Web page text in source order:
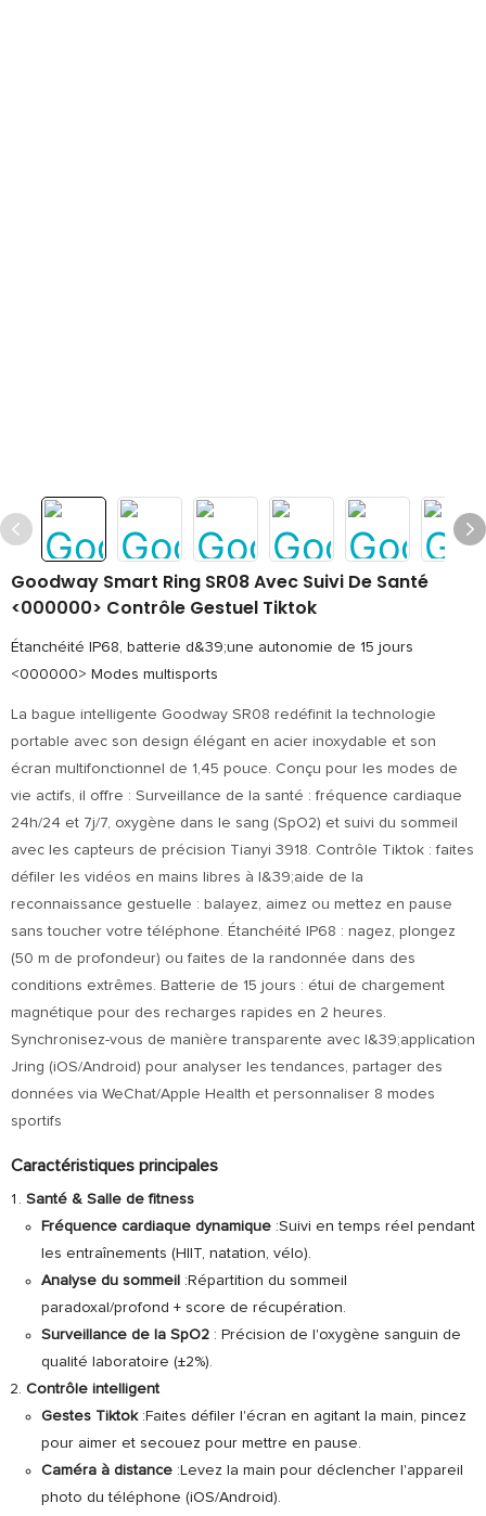
Goodway Smart Ring SR08 Avec Suivi De Santé
<000000> Contrôle Gestuel Tiktok
Étanchéité IP68, batterie d&39;une autonomie de 15 jours
<000000> Modes multisports
La bague intelligente Goodway SR08 redéfinit la technologie
portable avec son design élégant en acier inoxydable et son
écran multifonctionnel de 1,45 pouce. Conçu pour les modes de
vie actifs, il offre : Surveillance de la santé : fréquence cardiaque
24h/24 et 7j/7, oxygène dans le sang (SpO2) et suivi du sommeil
avec les capteurs de précision Tianyi 3918. Contrôle Tiktok : faites
défiler les vidéos en mains libres à l&39;aide de la
reconnaissance gestuelle : balayez, aimez ou mettez en pause
sans toucher votre téléphone. Étanchéité IP68 : nagez, plongez
(50 m de profondeur) ou faites de la randonnée dans des
conditions extrêmes. Batterie de 15 jours : étui de chargement
magnétique pour des recharges rapides en 2 heures.
Synchronisez-vous de manière transparente avec l&39;application
Jring (iOS/Android) pour analyser les tendances, partager des
données via WeChat/Apple Health et personnaliser 8 modes
sportifs
Caractéristiques principales
Santé & Salle de fitness
Fréquence cardiaque dynamique :Suivi en temps réel pendant
les entraînements (HIIT, natation, vélo).
Analyse du sommeil :Répartition du sommeil
paradoxal/profond + score de récupération.
Surveillance de la SpO2 : Précision de l'oxygène sanguin de
qualité laboratoire (±2%).
Contrôle intelligent
Gestes Tiktok :Faites défiler l'écran en agitant la main, pincez
pour aimer et secouez pour mettre en pause.
Caméra à distance :Levez la main pour déclencher l'appareil
photo du téléphone (iOS/Android).